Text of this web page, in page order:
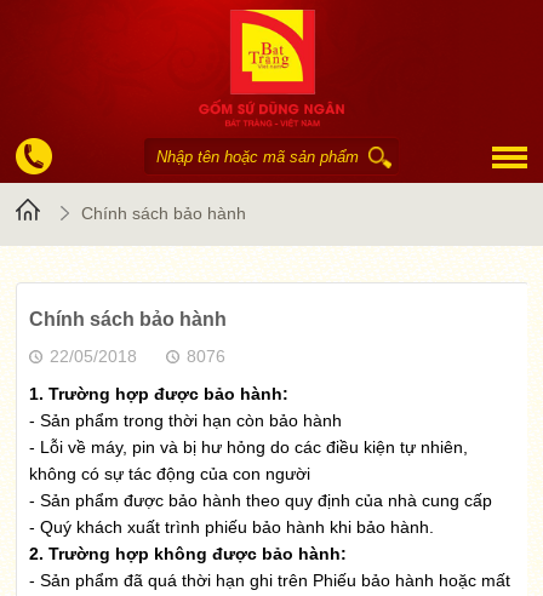
TrangChính sách bảo hành
Chính sách bảo hành
22/05/2018
8076
1. Trường hợp được bảo hành:
- Sản phẩm trong thời hạn còn bảo hành
- Lỗi về máy, pin và bị hư hỏng do các điều kiện tự nhiên,
không có sự tác động của con người
- Sản phẩm được bảo hành theo quy định của nhà cung cấp
- Quý khách xuất trình phiếu bảo hành khi bảo hành.
2. Trường hợp không được bảo hành:
- Sản phẩm đã quá thời hạn ghi trên Phiếu bảo hành hoặc mất